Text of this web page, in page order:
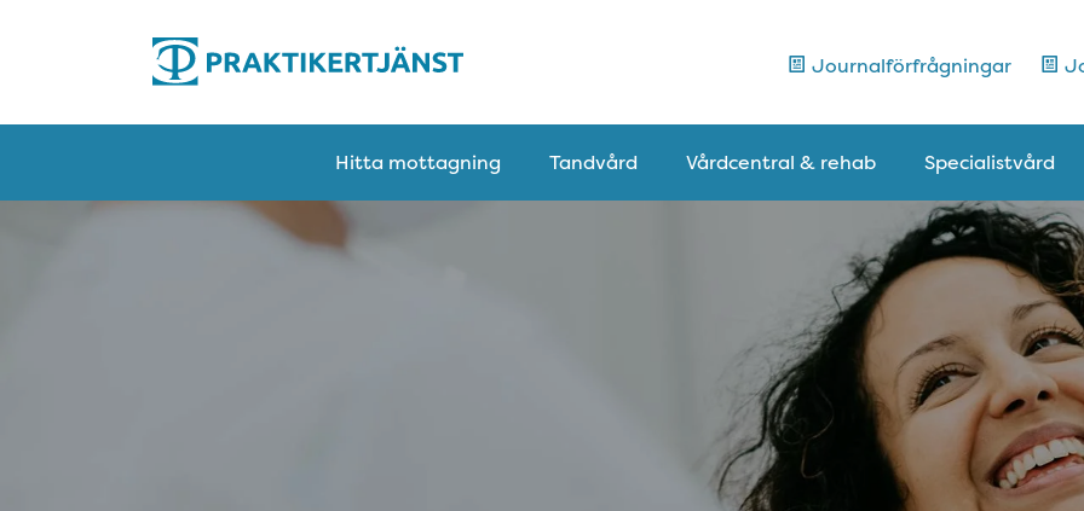
Journalförfrågningar
Hitta mottagning Tandvård Vårdcentral & rehab Specialistvård